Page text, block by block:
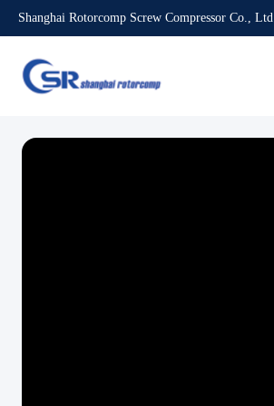
Shanghai Rotorcomp Screw Compressor Co., Ltd